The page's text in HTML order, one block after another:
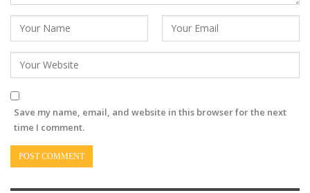
Save my name, email, and website in this browser for the next
time I comment.